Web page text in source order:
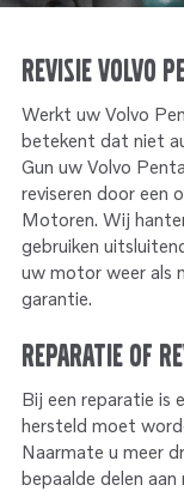
Service
Service
Motoren
Reman
Reman –
Reman -
Reman –
Revisie Volvo
Werkt uw Volvo
betekent dat niet
Gun uw Volvo
reviseren door een
Motoren. Wij
gebruiken
uw motor weer als
garantie.
Reparatie of
Bij een reparatie is
hersteld moet
Naarmate u meer
bepaalde delen